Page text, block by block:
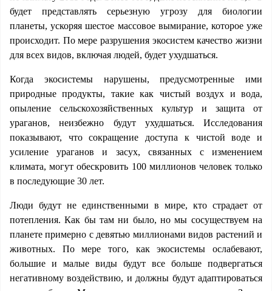
будет представлять серьезную угрозу для биологии
планеты, ускоряя шестое массовое вымирание, которое уже
происходит. По мере разрушения экосистем качество жизни
для всех видов, включая людей, будет ухудшаться.
Когда экосистемы нарушены, предусмотренные ими
природные продукты, такие как чистый воздух и вода,
опыление сельскохозяйственных культур и защита от
ураганов, неизбежно будут ухудшаться. Исследования
показывают, что сокращение доступа к чистой воде и
усиление ураганов и засух, связанных с изменением
климата, могут обескровить 100 миллионов человек только
в последующие 30 лет.
Люди будут не единственными в мире, кто страдает от
потепления. Как бы там ни было, но мы сосуществуем на
планете примерно с девятью миллионами видов растений и
животных. По мере того, как экосистемы ослабевают,
большие и малые виды будут все больше подвергаться
негативному воздействию, и должны будут адаптироваться